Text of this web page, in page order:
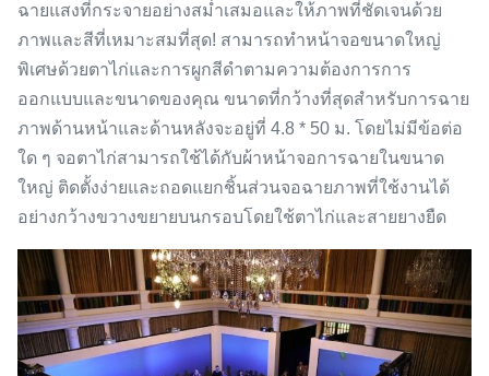
ฉายแสงที่กระจายอย่างสม่ำเสมอและให้ภาพที่ชัดเจนด้วย
ภาพและสีที่เหมาะสมที่สุด! สามารถทำหน้าจอขนาดใหญ่
พิเศษด้วยตาไก่และการผูกสีดำตามความต้องการการ
ออกแบบและขนาดของคุณ ขนาดที่กว้างที่สุดสำหรับการฉาย
ภาพด้านหน้าและด้านหลังจะอยู่ที่ 4.8 * 50 ม. โดยไม่มีข้อต่อ
ใด ๆ จอตาไก่สามารถใช้ได้กับผ้าหน้าจอการฉายในขนาด
ใหญ่ ติดตั้งง่ายและถอดแยกชิ้นส่วนจอฉายภาพที่ใช้งานได้
อย่างกว้างขวางขยายบนกรอบโดยใช้ตาไก่และสายยางยืด